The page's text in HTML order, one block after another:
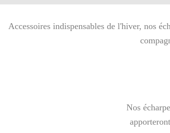
Accessoires indispensables de l'hiver, nos
Nos